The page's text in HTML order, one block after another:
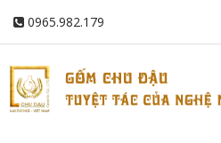
0965.982.179